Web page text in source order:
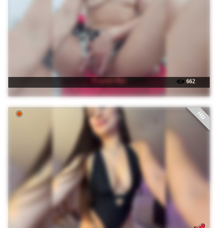
☉ sweet-Olya 662
HD